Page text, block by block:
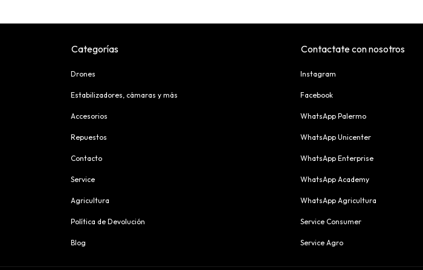
Categorías
Drones
Estabilizadores, cámaras y más
Accesorios
Repuestos
Contacto
Service
Agricultura
Política de Devolución
Blog
Contactate con nosotros
Instagram
Facebook
WhatsApp Palermo
WhatsApp Unicenter
WhatsApp Enterprise
WhatsApp Academy
WhatsApp Agricultura
Service Consumer
Service Agro